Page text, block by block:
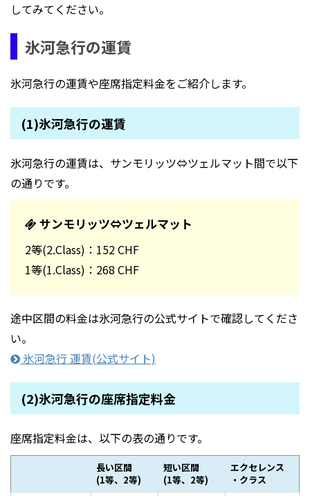
してみてください。
氷河急行の運賃
氷河急行の運賃や座席指定料金をご紹介します。
(1)氷河急行の運賃
氷河急行の運賃は、サンモリッツ⇔ツェルマット間で以下
の通りです。
サンモリッツ⇔ツェルマット
2等(2.Class)：152 CHF
1等(1.Class)：268 CHF
途中区間の料金は氷河急行の公式サイトで確認してくださ
い。
氷河急行 運賃(公式サイト)
(2)氷河急行の座席指定料金
座席指定料金は、以下の表の通りです。
長い区間
(1等、2等)
短い区間
(1等、2等)
エクセレンス
・クラス